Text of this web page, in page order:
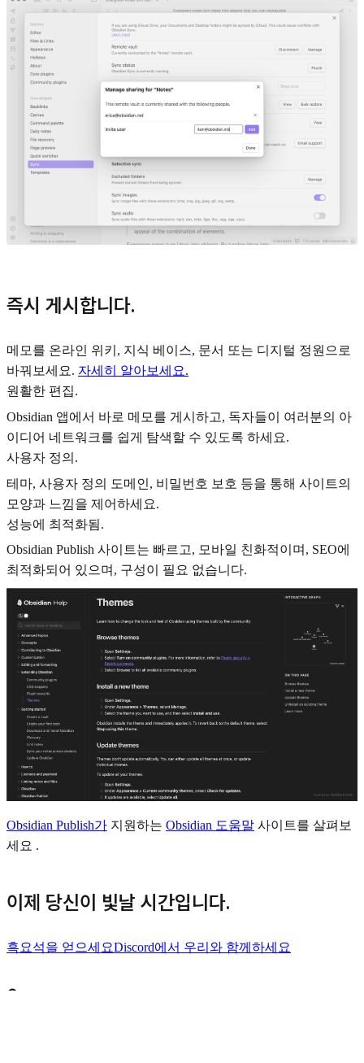
즉시 게시합니다.
메모를 온라인 위키, 지식 베이스, 문서 또는 디지털 정원으로
바꿔보세요. 자세히 알아보세요.
원활한 편집.
Obsidian 앱에서 바로 메모를 게시하고, 독자들이 여러분의 아
이디어 네트워크를 쉽게 탐색할 수 있도록 하세요.
사용자 정의.
테마, 사용자 정의 도메인, 비밀번호 보호 등을 통해 사이트의
모양과 느낌을 제어하세요.
성능에 최적화됨.
Obsidian Publish 사이트는 빠르고, 모바일 친화적이며, SEO에
최적화되어 있으며, 구성이 필요 없습니다.
Obsidian Publish가 지원하는 Obsidian 도움말 사이트를 살펴보
세요 .
이제 당신이 빛날 시간입니다.
흑요석을 얻으세요Discord에서 우리와 함께하세요